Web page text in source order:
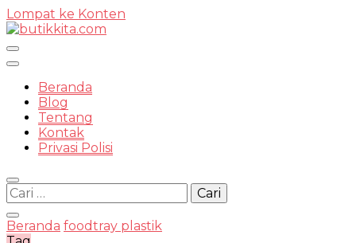
Lompat ke Konten
Beranda
Blog
Tentang
Kontak
Privasi Polisi
Cari
untuk:
Beranda foodtray plastik